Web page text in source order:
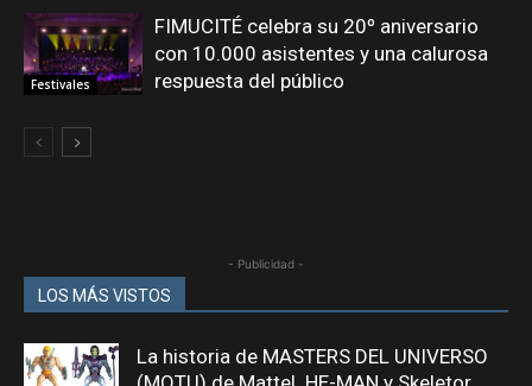
Festivales
FIMUCITÉ celebra su 20º aniversario
con 10.000 asistentes y una calurosa
respuesta del público
- Publicidad -
LOS MÁS VISTOS
La historia de MASTERS DEL UNIVERSO